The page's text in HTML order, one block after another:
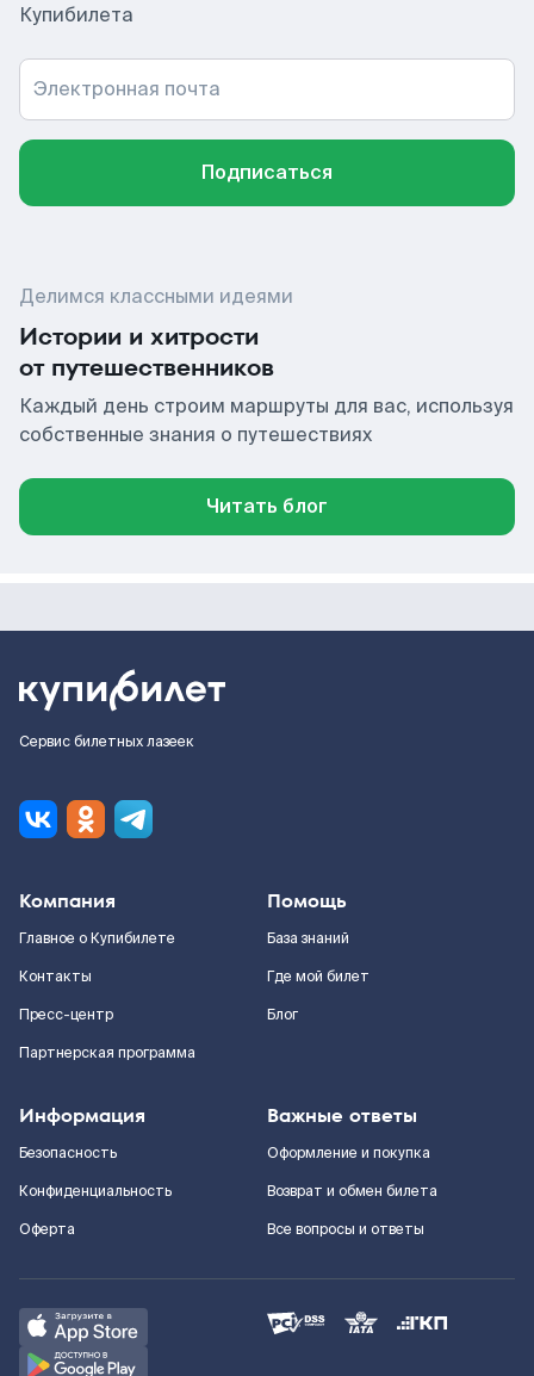
Купибилета
Электронная почта
Подписаться
Делимся классными идеями
Истории и хитрости
от путешественников
Каждый день строим маршруты для вас, используя
собственные знания о путешествиях
Читать блог
Сервис билетных лазеек
Компания
Главное о Купибилете
Контакты
Пресс-центр
Партнерская программа
Помощь
База знаний
Где мой билет
Блог
Информация
Безопасность
Конфиденциальность
Оферта
Важные ответы
Оформление и покупка
Возврат и обмен билета
Все вопросы и ответы